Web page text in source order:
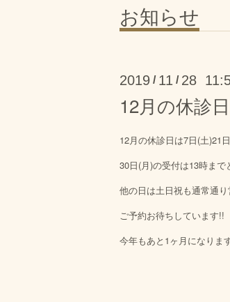
お知らせ
2019 / 11 / 28
12月の休診日
12月の休診日は7日(土)21
30日(月)の受付は13時まで
他の日は土日祝も通常通
ご予約お待ちしています!!
今年もあと1ヶ月になりま